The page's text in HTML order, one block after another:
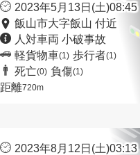
2023年5月13日(土)08:45
飯山市大字飯山 付近
人対車両 小破事故
軽貨物車(1) 歩行者(1)
死亡(0) 負傷(1)
距離720m
2023年8月12日(土)03:13